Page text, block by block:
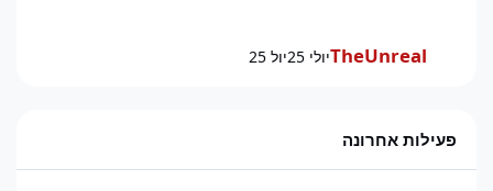
TheUnrealיולי 25 יול 25
פעילות אחרונה